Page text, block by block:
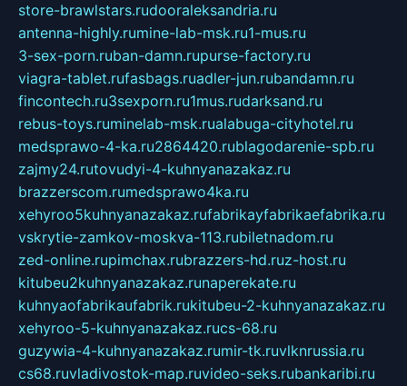
store-brawlstars.rudooraleksandria.ru
antenna-highly.rumine-lab-msk.ru1-mus.ru
3-sex-porn.ruban-damn.rupurse-factory.ru
viagra-tablet.rufasbags.ruadler-jun.rubandamn.ru
fincontech.ru3sexporn.ru1mus.rudarksand.ru
rebus-toys.ruminelab-msk.rualabuga-cityhotel.ru
medsprawo-4-ka.ru2864420.rublagodarenie-spb.ru
zajmy24.rutovudyi-4-kuhnyanazakaz.ru
brazzerscom.rumedsprawo4ka.ru
xehyroo5kuhnyanazakaz.rufabrikayfabrikaefabrika.ru
vskrytie-zamkov-moskva-113.rubiletnadom.ru
zed-online.rupimchax.rubrazzers-hd.ruz-host.ru
kitubeu2kuhnyanazakaz.runaperekate.ru
kuhnyaofabrikaufabrik.rukitubeu-2-kuhnyanazakaz.ru
xehyroo-5-kuhnyanazakaz.rucs-68.ru
guzywia-4-kuhnyanazakaz.rumir-tk.ruvlknrussia.ru
cs68.ruvladivostok-map.ruvideo-seks.rubankaribi.ru